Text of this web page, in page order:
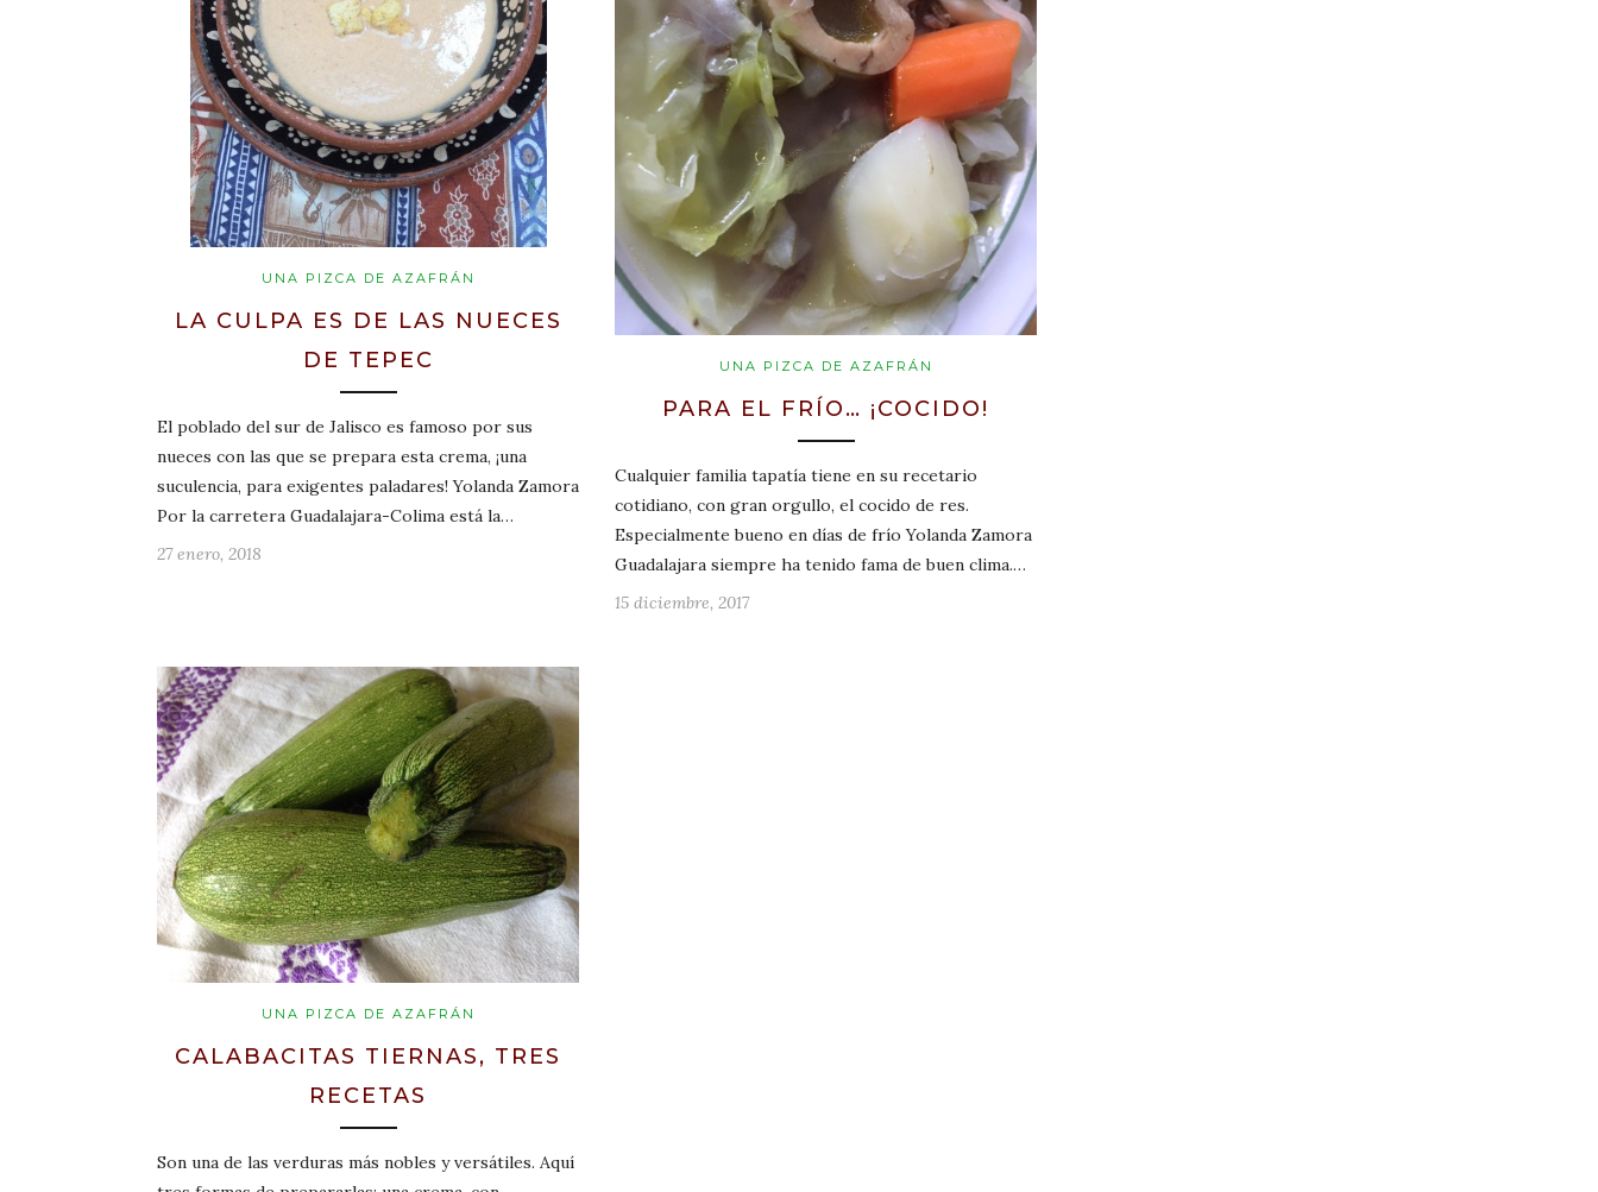
UNA PIZCA DE AZAFRÁN
LA CULPA ES DE LAS NUECES
DE TEPEC
El poblado del sur de Jalisco es famoso por sus
nueces con las que se prepara esta crema, ¡una
suculencia, para exigentes paladares! Yolanda Zamora
Por la carretera Guadalajara-Colima está la…
27 enero, 2018
UNA PIZCA DE AZAFRÁN
PARA EL FRÍO… ¡COCIDO!
Cualquier familia tapatía tiene en su recetario
cotidiano, con gran orgullo, el cocido de res.
Especialmente bueno en días de frío Yolanda Zamora
Guadalajara siempre ha tenido fama de buen clima.…
15 diciembre, 2017
UNA PIZCA DE AZAFRÁN
CALABACITAS TIERNAS, TRES
RECETAS
Son una de las verduras más nobles y versátiles. Aquí